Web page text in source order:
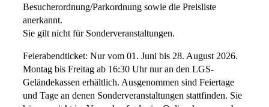
Besucherordnung/Parkordnung sowie die Preisliste
anerkannt.
Sie gilt nicht für Sonderveranstaltungen.
Feierabendticket: Nur vom 01. Juni bis 28. August 2026.
Montag bis Freitag ab 16:30 Uhr nur an den LGS-
Geländekassen erhältlich. Ausgenommen sind Feiertage
und Tage an denen Sonderveranstaltungen stattfinden. Sie